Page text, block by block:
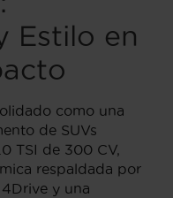
Estilo en
como una
de SUVs
TSI de 300 CV,
respaldada por
y una